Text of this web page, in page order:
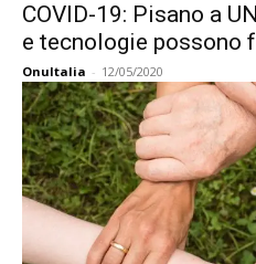
COVID-19: Pisano a
e tecnologie possono
OnuItalia - 12/05/2020